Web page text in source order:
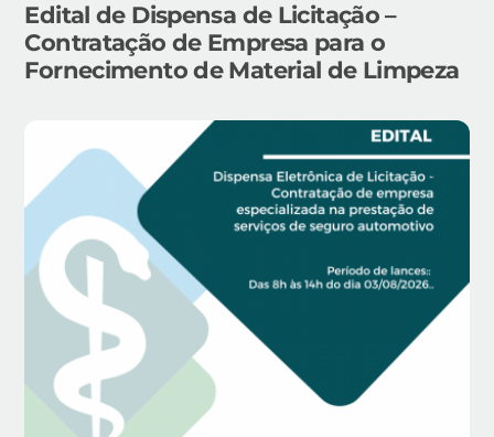
Edital de Dispensa de Licitação –
Contratação de Empresa para o
Fornecimento de Material de Limpeza